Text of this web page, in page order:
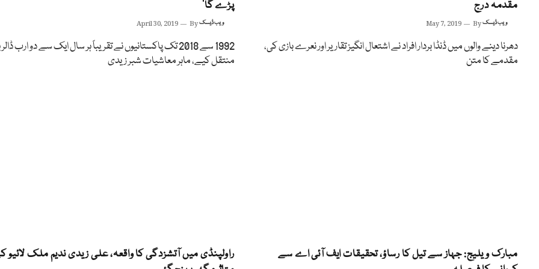
مقدمہ درج
May 7, 2019 Byویب ڈیسک
دھرنا دینے والوں میں ڈنڈا بردار افراد نے اشتعال انگیز تقاریر اور نعرے بازی کی،
مقدمے کا متن
پڑے گا‘
April 30, 2019 Byویب ڈیسک
1992 سے 2018 تک پاکستانیوں نے تقریباً ہر سال ایک سے دو ارب ڈالر
منتقل کیے، ماہر معاشیات شبر زیدی
مبارک ویلیج: جہاز سے تیل کا رساؤ، تحقیقات ایف آئی اے سے
راولپنڈی میں آتشزدگی کا واقعہ، علی زیدی ندیم ملک لائیو